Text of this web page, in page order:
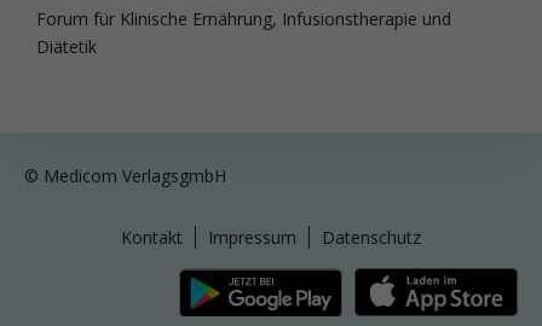
Forum für Klinische Ernährung, Infusionstherapie und
Diätetik
© Medicom VerlagsgmbH
Kontakt Impressum Datenschutz